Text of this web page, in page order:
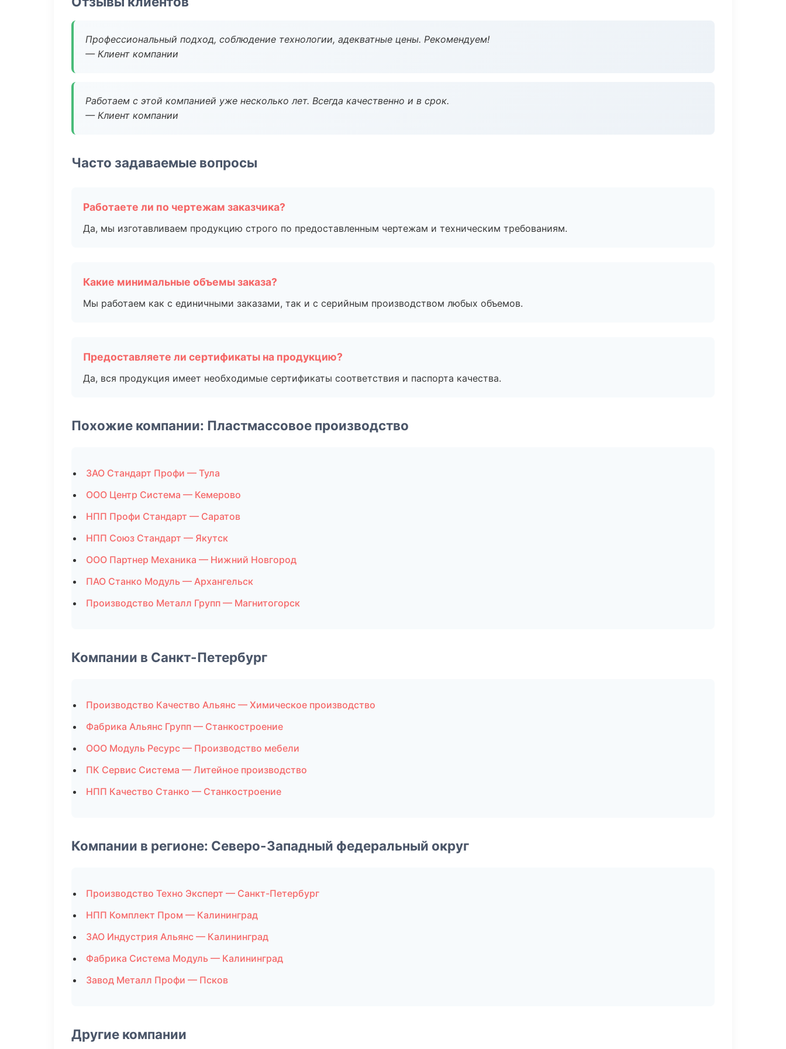
Профессиональный подход, соблюдение технологии, адекватные цены. Рекомендуем!
— Клиент компании
Работаем с этой компанией уже несколько лет. Всегда качественно и в срок.
— Клиент компании
Часто задаваемые вопросы
Работаете ли по чертежам заказчика?
Да, мы изготавливаем продукцию строго по предоставленным чертежам и техническим требованиям.
Какие минимальные объемы заказа?
Мы работаем как с единичными заказами, так и с серийным производством любых объемов.
Предоставляете ли сертификаты на продукцию?
Да, вся продукция имеет необходимые сертификаты соответствия и паспорта качества.
Похожие компании: Пластмассовое производство
ЗАО Стандарт Профи — Тула
ООО Центр Система — Кемерово
НПП Профи Стандарт — Саратов
НПП Союз Стандарт — Якутск
ООО Партнер Механика — Нижний Новгород
ПАО Станко Модуль — Архангельск
Производство Металл Групп — Магнитогорск
Компании в Санкт-Петербург
Производство Качество Альянс — Химическое производство
Фабрика Альянс Групп — Станкостроение
ООО Модуль Ресурс — Производство мебели
ПК Сервис Система — Литейное производство
НПП Качество Станко — Станкостроение
Компании в регионе: Северо-Западный федеральный округ
Производство Техно Эксперт — Санкт-Петербург
НПП Комплект Пром — Калининград
ЗАО Индустрия Альянс — Калининград
Фабрика Система Модуль — Калининград
Завод Металл Профи — Псков
Другие компании